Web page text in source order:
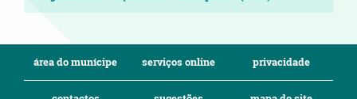
área do munícipe serviços online privacidade